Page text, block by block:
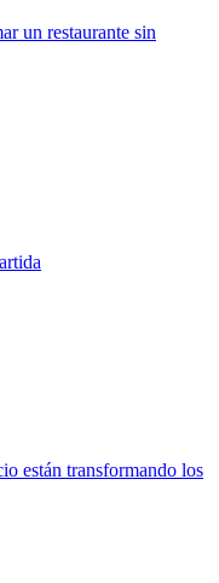
un restaurante sin
están transformando los